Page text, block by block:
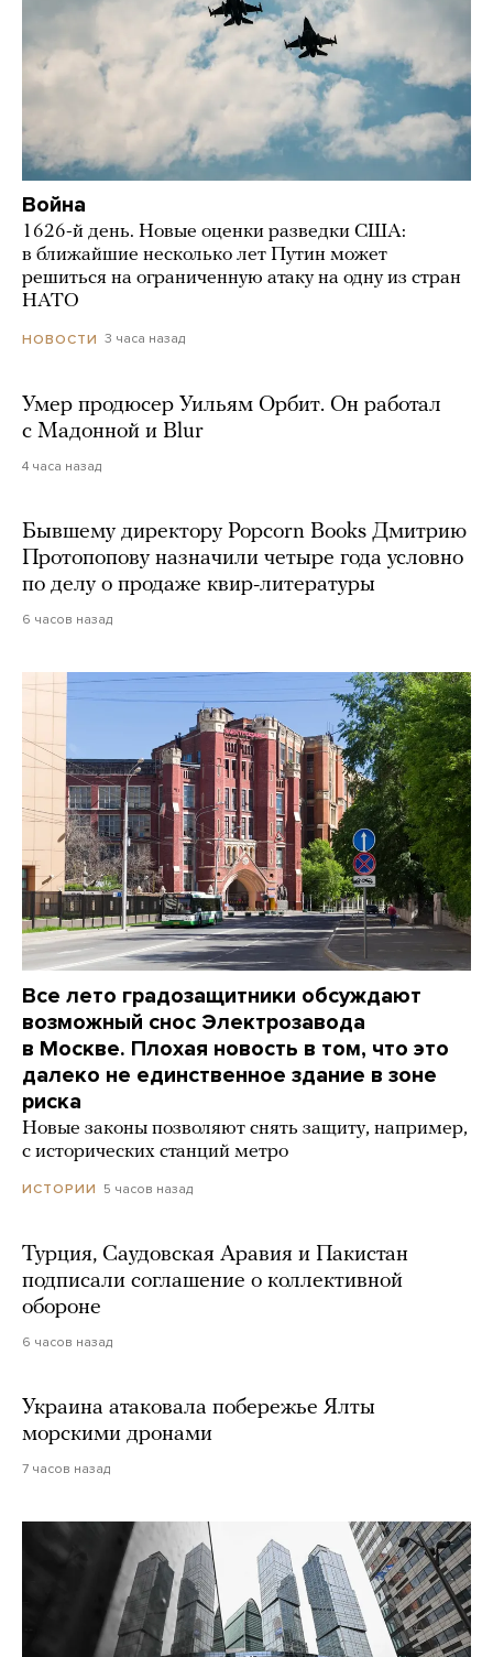
Война
1626-й день. Новые оценки разведки США:
в ближайшие несколько лет Путин может
решиться на ограниченную атаку на одну из стран
НАТО
НОВОСТИ 3 часа назад
Умер продюсер Уильям Орбит. Он работал
с Мадонной и Blur
4 часа назад
Бывшему директору Popcorn Books Дмитрию
Протопопову назначили четыре года условно
по делу о продаже квир-литературы
6 часов назад
Все лето градозащитники обсуждают
возможный снос Электрозавода
в Москве. Плохая новость в том, что это
далеко не единственное здание в зоне
риска
Новые законы позволяют снять защиту, например,
с исторических станций метро
ИСТОРИИ 5 часов назад
Турция, Саудовская Аравия и Пакистан
подписали соглашение о коллективной
обороне
6 часов назад
Украина атаковала побережье Ялты
морскими дронами
7 часов назад